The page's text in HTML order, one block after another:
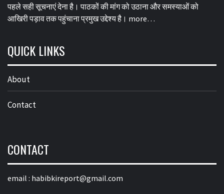
पहले सही सूचनाएं देना है। पाठकों की मांग को उठाना और समस्याओं को
आखिरी पड़ाव तक पहुंचाना प्रमुख उद्देश्य है। more…
QUICK LINKS
About
Contact
CONTACT
email : habibkireport@gmail.com